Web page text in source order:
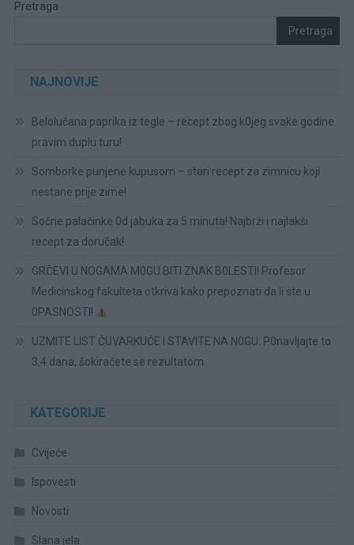
Pretraga
Pretraga
NAJNOVIJE
Belolučana paprika iz tegle – recept zbog k0jeg svake godine
pravim duplu turu!
Somborke punjene kupusom – stari recept za zimnicu koji
nestane prije zime!
Sočne palačinke 0d jabuka za 5 minuta! Najbrži i najlakši
recept za doručak!
GRČEVI U NOGAMA M0GU BITI ZNAK B0LESTI! Profesor
Medicinskog fakulteta otkriva kako prepoznati da li ste u
0PASNOSTI!
UZMITE LIST ČUVARKUĆE I STAVITE NA N0GU: P0navljajte to
3,4 dana, šokiraćete se rezultatom
KATEGORIJE
Cvijeće
Ispovesti
Novosti
Slana jela